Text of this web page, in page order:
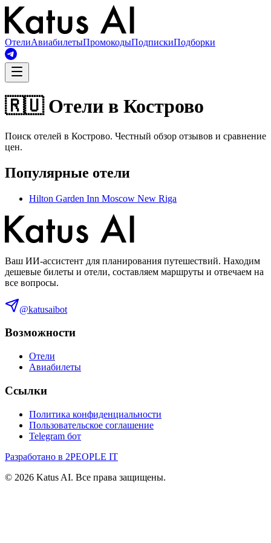
ОтелиАвиабилетыПромокодыПодпискиПодборки
🇷🇺 Отели в Кострово
Поиск отелей в Кострово. Честный обзор отзывов и сравнение
цен.
Популярные отели
Hilton Garden Inn Moscow New Riga
Ваш ИИ-ассистент для планирования путешествий. Находим
дешевые билеты и отели, составляем маршруты и отвечаем на
все вопросы.
@katusaibot
Возможности
Отели
Авиабилеты
Ссылки
Политика конфиденциальности
Пользовательское соглашение
Telegram бот
Разработано в 2PEOPLE IT
© 2026 Katus AI. Все права защищены.